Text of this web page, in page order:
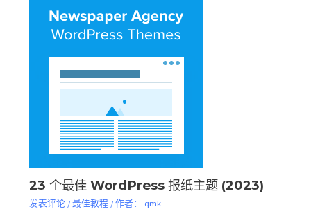
23 个最佳 WordPress 报纸主题 (2023)
发表评论 /最佳教程 / 作者： qmk